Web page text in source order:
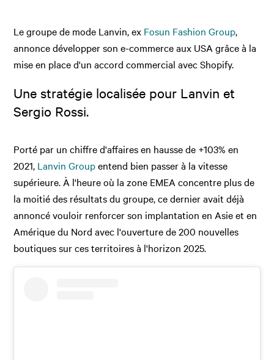
Le groupe de mode Lanvin, ex Fosun Fashion Group,
annonce développer son e-commerce aux USA grâce à la
mise en place d'un accord commercial avec Shopify.
Une stratégie localisée pour Lanvin et
Sergio Rossi.
Porté par un chiffre d'affaires en hausse de +103% en
2021, Lanvin Groupentend bien passer à la vitesse
supérieure. À l'heure où la zone EMEA concentre plus de
la moitié des résultats du groupe, ce dernier avait déjà
annoncé vouloir renforcer son implantation en Asie et en
Amérique du Nord avec l'ouverture de 200 nouvelles
boutiques sur ces territoires à l'horizon 2025.